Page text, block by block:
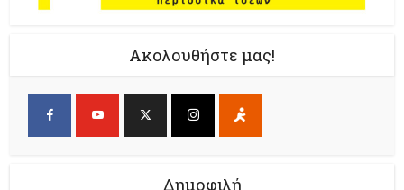
Ακολουθήστε μας!
Δημοφιλή